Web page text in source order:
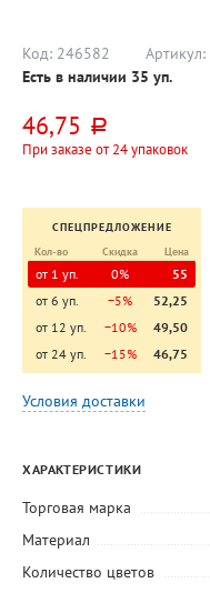
й
Код: 246582 Артикул:
Есть в наличии 35 уп.
46,75 руб.
При заказе от 24 упаковок
СПЕЦПРЕДЛОЖЕНИЕ
Кол-во
Скидка Цена
от 1 уп. 0%
55
от 6 уп.
−5%
52,25
от 12 уп.
−10%
49,50
от 24 уп.
−15% 46,75
Условия доставки
ХАРАКТЕРИСТИКИ
Торговая марка
Материал
Количество цветов